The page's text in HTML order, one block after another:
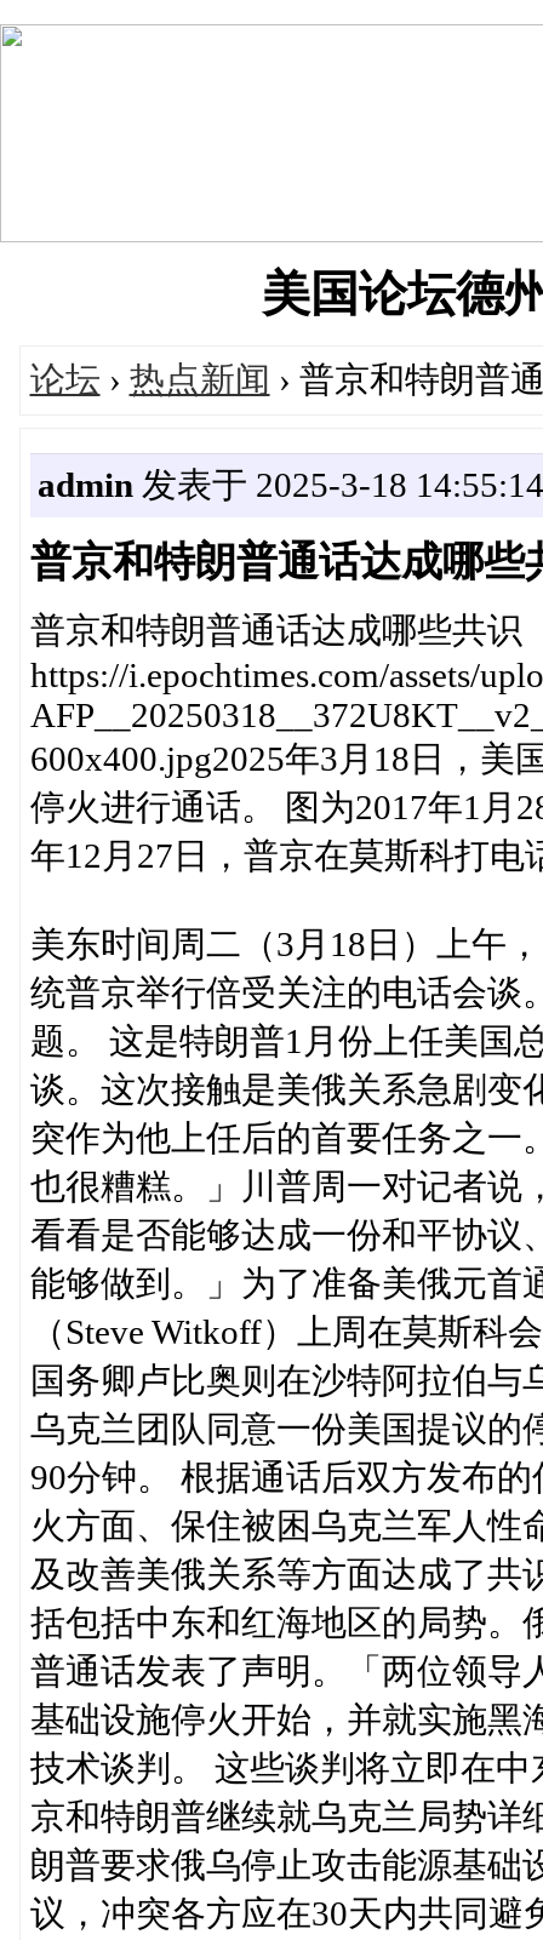
美国论坛德
论坛 › 热点新闻 › 普京和特朗普
admin 发表于 2025-3-18 14:55:14
普京和特朗普通话达成哪些
普京和特朗普通话达成哪些共识
https://i.epochtimes.com/assets/
600x400.jpg2025年3月18日，
停火进行通话。 图为2017年1月
年12月27日，普京在莫斯科打电
美东时间周二（3月18日）上午
统普京举行倍受关注的电话会谈
题。 这是特朗普1月份上任美国
谈。这次接触是美俄关系急剧变
突作为他上任后的首要任务之一
也很糟糕。」川普周一对记者说
看看是否能够达成一份和平协议
能够做到。」为了准备美俄元首
（Steve Witkoff）上周在莫斯科
国务卿卢比奥则在沙特阿拉伯
乌克兰团队同意一份美国提议的
90分钟。 根据通话后双方发布
火方面、保住被困乌克兰军人性
及改善美俄关系等方面达成了共
括包括中东和红海地区的局势。
普通话发表了声明。「两位领导
基础设施停火开始，并就实施黑
技术谈判。 这些谈判将立即在
京和特朗普继续就乌克兰局势详
朗普要求俄乌停止攻击能源基础
议，冲突各方应在30天内共同